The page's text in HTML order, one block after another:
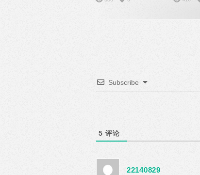
课-10140108
课-
Subscribe
5 评论
22140829